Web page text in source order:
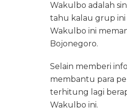
Wakulbo adalah
tahu kalau grup
Wakulbo ini
Bojonegoro.
Selain memberi
membantu para
terhitung lagi
Wakulbo ini.